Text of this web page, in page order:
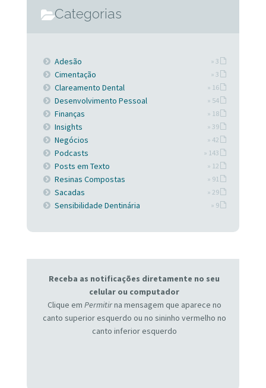
Categorias
Adesão » 3
Cimentação » 3
Clareamento Dental » 16
Desenvolvimento Pessoal » 54
Finanças » 18
Insights » 39
Negócios » 42
Podcasts » 143
Posts em Texto » 12
Resinas Compostas » 91
Sacadas » 29
Sensibilidade Dentinária » 9
Receba as notificações diretamente no seu
celular ou computador
Clique em Permitirna mensagem que aparece no
canto superior esquerdo ou no sininho vermelho no
canto inferior esquerdo